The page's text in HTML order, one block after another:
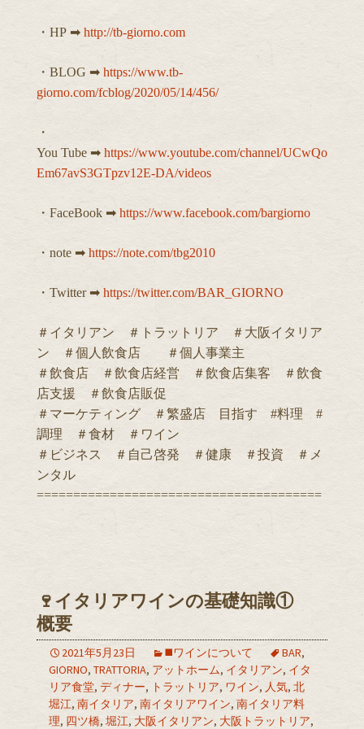
・HP ➡︎ http://tb-giorno.com
・BLOG ➡︎ https://www.tb-
giorno.com/fcblog/2020/05/14/456/
・
You Tube ➡︎ https://www.youtube.com/channel/UCwQo
Em67avS3GTpzv12E-DA/videos
・FaceBook ➡︎ https://www.facebook.com/bargiorno
・note ➡︎ https://note.com/tbg2010
・Twitter ➡︎ https://twitter.com/BAR_GIORNO
＃イタリアン ＃トラットリア ＃大阪イタリア
ン ＃個人飲食店 ＃個人事業主
＃飲食店 ＃飲食店経営 ＃飲食店集客 ＃飲食
店支援 ＃飲食店販促
＃マーケティング ＃繁盛店 目指す #料理 #
調理 ＃食材 ＃ワイン
＃ビジネス ＃自己啓発 ＃健康 ＃投資 ＃メ
ンタル
=======================================
🍷イタリアワインの基礎知識①
概要
2021年5月23日 ◼️ワインについて BAR,
GIORNO, TRATTORIA, アットホーム, イタリアン, イタ
リア食堂, ディナー, トラットリア, ワイン, 人気, 北
堀江, 南イタリア, 南イタリアワイン, 南イタリア料
理, 四ツ橋, 堀江, 大阪イタリアン, 大阪トラットリア,